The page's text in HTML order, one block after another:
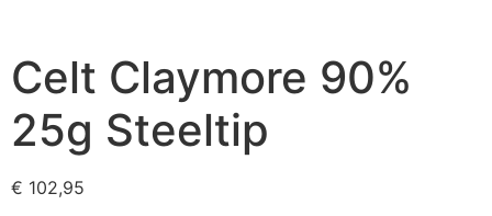
Celt Claymore 90%
25g Steeltip
€ 102,95